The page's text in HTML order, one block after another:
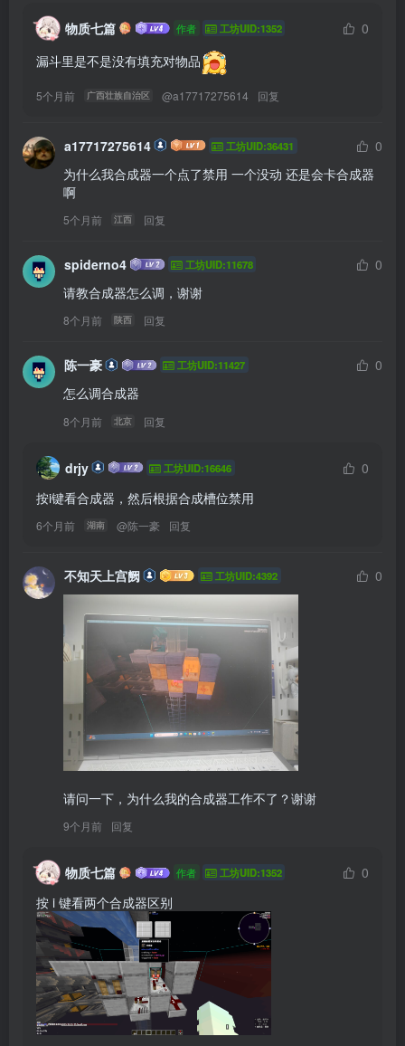
物质七篇 作者 工坊UID:1352
0
漏斗里是不是没有填充对物品
5个月前 广西壮族自治区 @a17717275614 回复
a17717275614 工坊UID:36431
0
为什么我合成器一个点了禁用 一个没动 还是会卡合成器
啊
5个月前 江西 回复
spiderno4 工坊UID:11678
0
请教合成器怎么调，谢谢
8个月前 陕西 回复
陈一豪 工坊UID:11427
0
怎么调合成器
8个月前 北京 回复
drjy 工坊UID:16646
0
按i键看合成器，然后根据合成槽位禁用
6个月前 湖南 @陈一豪 回复
不知天上宫阙 工坊UID:4392 0
请问一下，为什么我的合成器工作不了？谢谢
9个月前 回复
物质七篇 作者 工坊UID:1352
0